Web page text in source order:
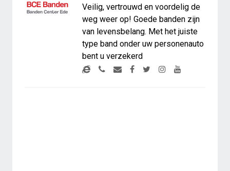
Veilig, vertrouwd en voordelig de
weg weer op! Goede banden zijn
van levensbelang. Met het juiste
type band onder uw personenauto
bent u verzekerd